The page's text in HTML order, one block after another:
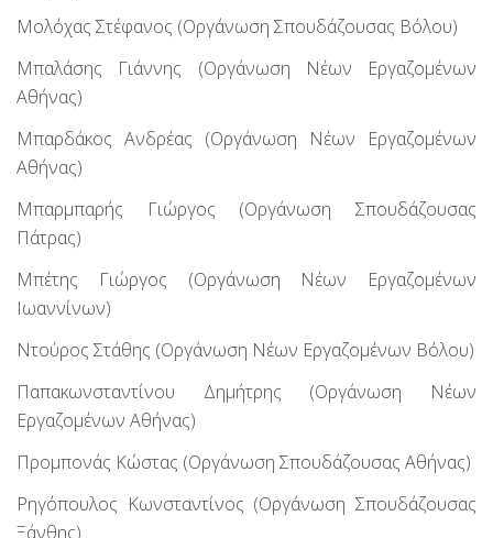
Μολόχας Στέφανος (Οργάνωση Σπουδάζουσας Βόλου)
Μπαλάσης Γιάννης (Οργάνωση Νέων Εργαζομένων
Αθήνας)
Μπαρδάκος Ανδρέας (Οργάνωση Νέων Εργαζομένων
Αθήνας)
Μπαρμπαρής Γιώργος (Οργάνωση Σπουδάζουσας
Πάτρας)
Μπέτης Γιώργος (Οργάνωση Νέων Εργαζομένων
Ιωαννίνων)
Ντούρος Στάθης (Οργάνωση Νέων Εργαζομένων Βόλου)
Παπακωνσταντίνου Δημήτρης (Οργάνωση Νέων
Εργαζομένων Αθήνας)
Προμπονάς Κώστας (Οργάνωση Σπουδάζουσας Αθήνας)
Ρηγόπουλος Κωνσταντίνος (Οργάνωση Σπουδάζουσας
Ξάνθης)